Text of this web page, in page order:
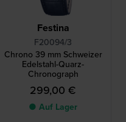
Festina
F20094/3
Chrono 39 mm Schweizer
Edelstahl-Quarz-
Chronograph
299,00 €
● Auf Lager